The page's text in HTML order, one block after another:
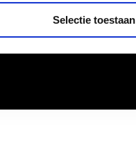
Selectie toestaan